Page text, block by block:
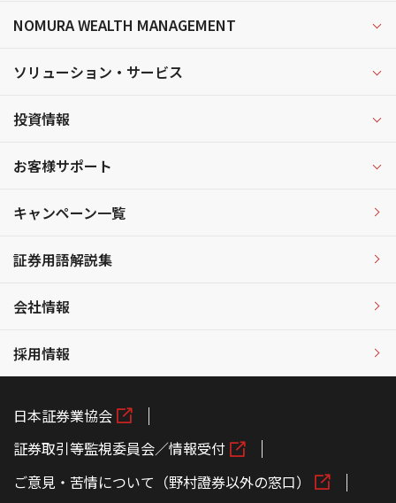
NOMURA WEALTH MANAGEMENT
ソリューション・サービス
投資情報
お客様サポート
キャンペーン一覧
証券用語解説集
会社情報
採用情報
日本証券業協会
証券取引等監視委員会／情報受付
ご意見・苦情について（野村證券以外の窓口）